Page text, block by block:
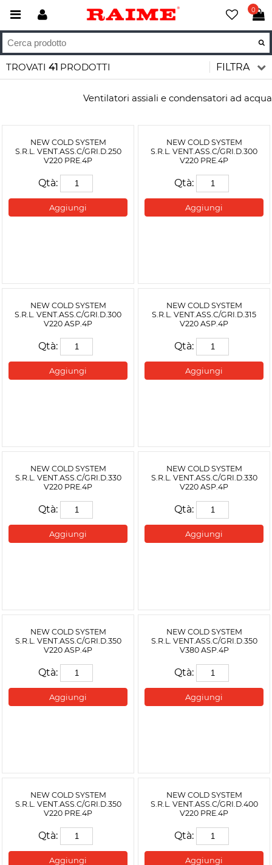
0
TROVATI 41 PRODOTTI FILTRA
Ventilatori assiali e condensatori ad acqua
NEW COLD SYSTEM
S.R.L. VENT.ASS.C/GRI.D.250
V220 PRE.4P
Qtà:
Aggiungi
NEW COLD SYSTEM
S.R.L. VENT.ASS.C/GRI.D.300
V220 PRE.4P
Qtà:
Aggiungi
NEW COLD SYSTEM
S.R.L. VENT.ASS.C/GRI.D.300
V220 ASP.4P
Qtà:
Aggiungi
NEW COLD SYSTEM
S.R.L. VENT.ASS.C/GRI.D.315
V220 ASP.4P
Qtà:
Aggiungi
NEW COLD SYSTEM
S.R.L. VENT.ASS.C/GRI.D.330
V220 PRE.4P
Qtà:
Aggiungi
NEW COLD SYSTEM
S.R.L. VENT.ASS.C/GRI.D.330
V220 ASP.4P
Qtà:
Aggiungi
NEW COLD SYSTEM
S.R.L. VENT.ASS.C/GRI.D.350
V220 ASP.4P
Qtà:
Aggiungi
NEW COLD SYSTEM
S.R.L. VENT.ASS.C/GRI.D.350
V380 ASP.4P
Qtà:
Aggiungi
NEW COLD SYSTEM
S.R.L. VENT.ASS.C/GRI.D.350
V220 PRE.4P
Qtà:
Aggiungi
NEW COLD SYSTEM
S.R.L. VENT.ASS.C/GRI.D.400
V220 PRE.4P
Qtà:
Aggiungi